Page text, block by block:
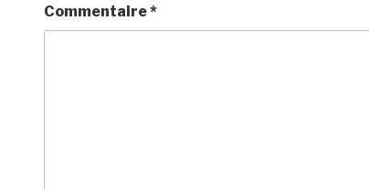
Commentaire*